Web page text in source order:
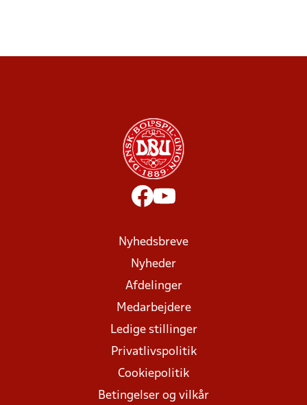
Nyhedsbreve
Nyheder
Afdelinger
Medarbejdere
Ledige stillinger
Privatlivspolitik
Cookiepolitik
Betingelser og vilkår